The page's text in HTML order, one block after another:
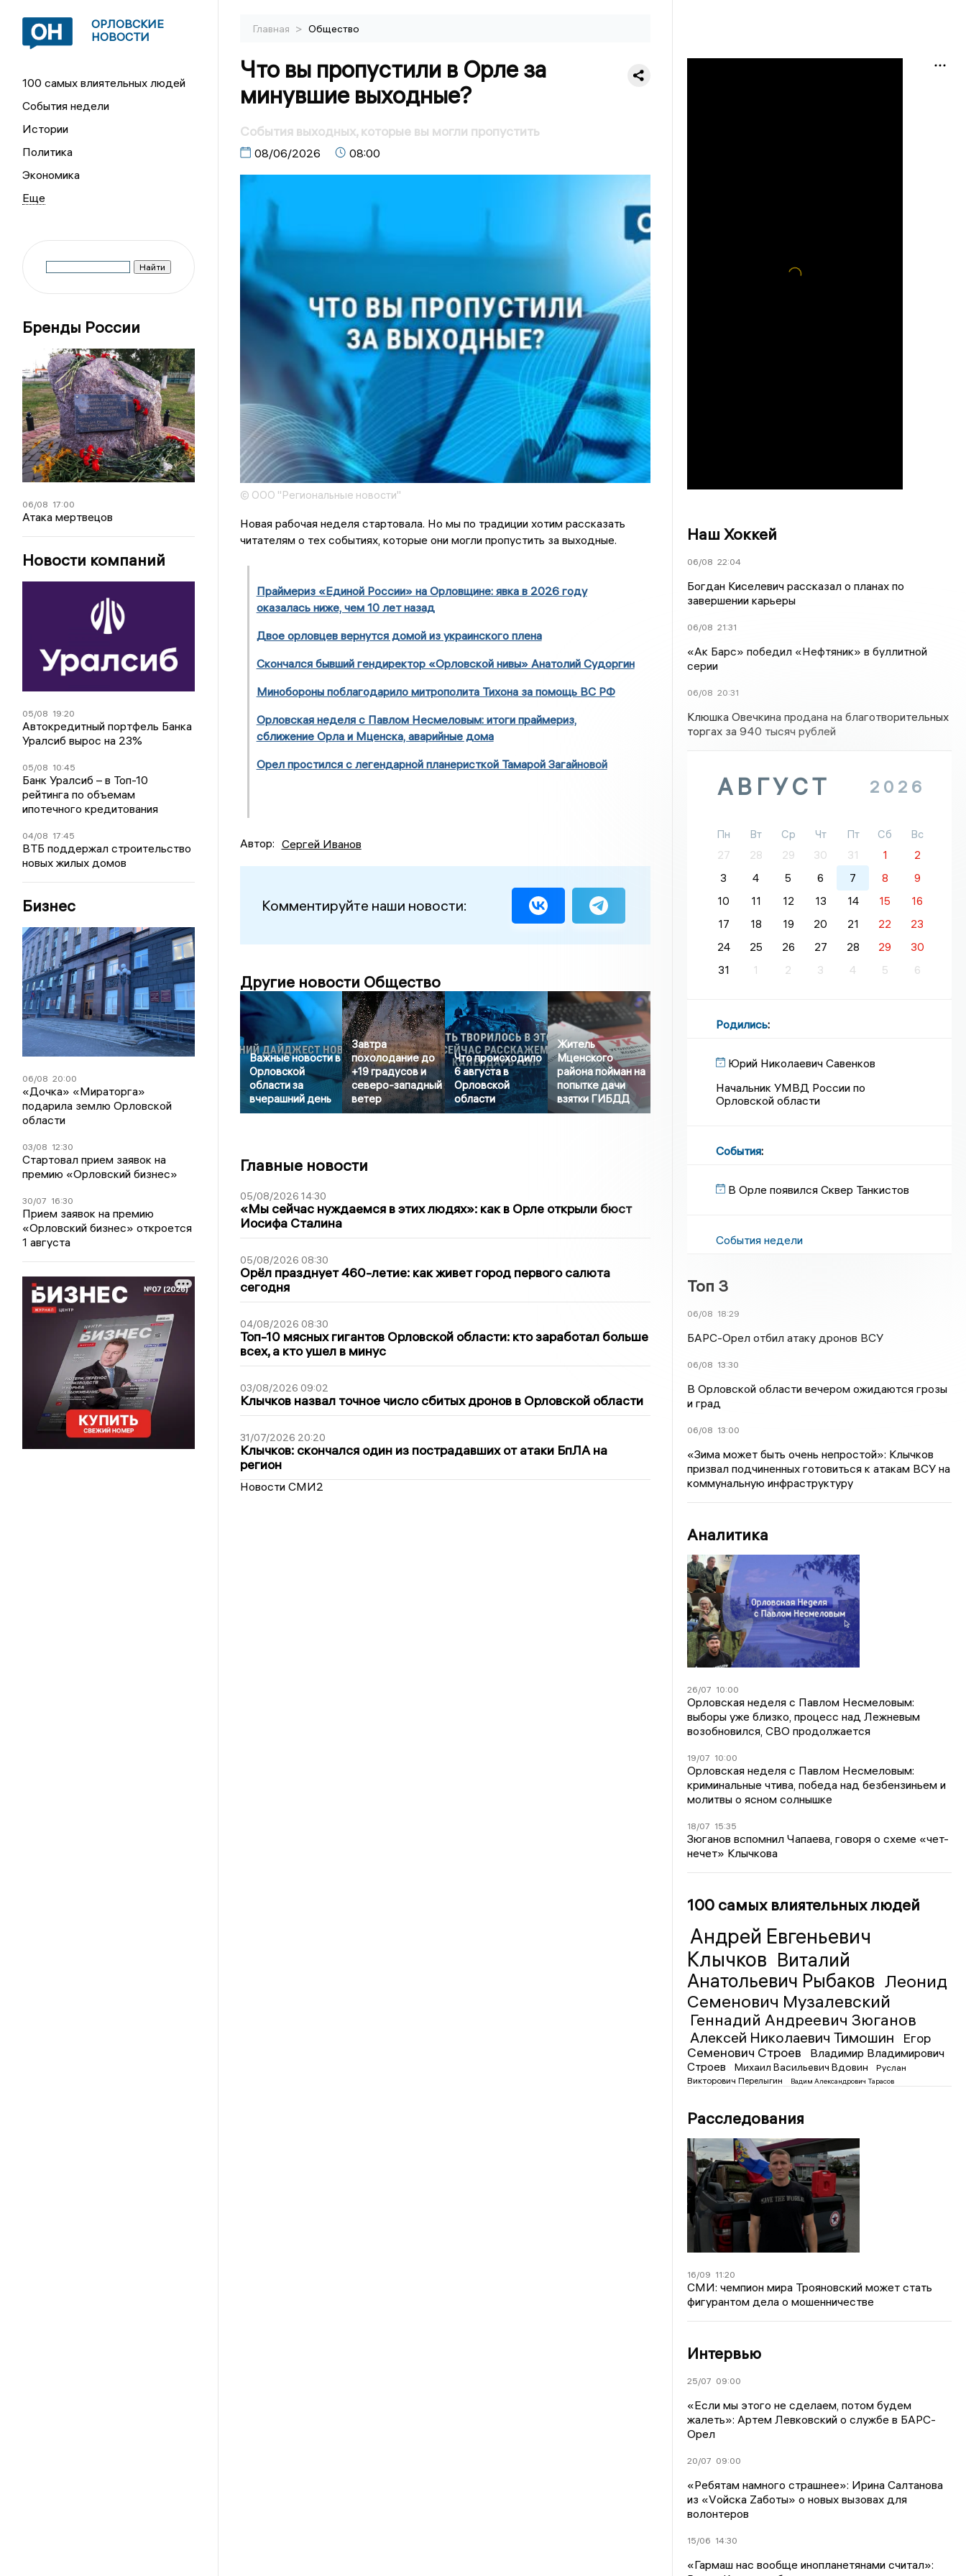
ОРЛОВСКИЕ
НОВОСТИ
100 самых влиятельных людей
События недели
Истории
Политика
Экономика
Бренды России
06/08 17:00
Атака мертвецов
Новости компаний
05/08 19:20
Автокредитный портфель Банка
Уралсиб вырос на 23%
05/08 10:45
Банк Уралсиб – в Топ-10
рейтинга по объемам
ипотечного кредитования
04/08 17:45
ВТБ поддержал строительство
новых жилых домов
Бизнес
06/08 20:00
«Дочка» «Мираторга»
подарила землю Орловской
области
03/08 12:30
Стартовал прием заявок на
премию «Орловский бизнес»
30/07 16:30
Прием заявок на премию
«Орловский бизнес» откроется
1 августа
Главная > Общество
Что вы пропустили в Орле за
минувшие выходные?
События выходных, которые вы могли пропустить
08/06/2026 08:00
© ООО "Региональные новости"
Новая рабочая неделя стартовала. Но мы по традиции хотим рассказать
читателям о тех событиях, которые они могли пропустить за выходные.
Праймериз «Единой России» на Орловщине: явка в 2026 году
оказалась ниже, чем 10 лет назад
Двое орловцев вернутся домой из украинского плена
Скончался бывший гендиректор «Орловской нивы» Анатолий Судоргин
Минобороны поблагодарило митрополита Тихона за помощь ВС РФ
Орловская неделя с Павлом Несмеловым: итоги праймериз,
сближение Орла и Мценска, аварийные дома
Орел простился с легендарной планеристкой Тамарой Загайновой
Автор: Сергей Иванов
Комментируйте наши новости:
Другие новости Общество
Важные новости в
Орловской
области за
вчерашний день
Завтра
похолодание до
+19 градусов и
северо-западный
ветер
Что происходило
6 августа в
Орловской
области
Житель
Мценского
района пойман на
попытке дачи
взятки ГИБДД
Главные новости
05/08/2026 14:30
«Мы сейчас нуждаемся в этих людях»: как в Орле открыли бюст
Иосифа Сталина
05/08/2026 08:30
Орёл празднует 460-летие: как живет город первого салюта
сегодня
04/08/2026 08:30
Топ-10 мясных гигантов Орловской области: кто заработал больше
всех, а кто ушел в минус
03/08/2026 09:02
Клычков назвал точное число сбитых дронов в Орловской области
31/07/2026 20:20
Клычков: скончался один из пострадавших от атаки БпЛА на
регион
Новости СМИ2
Наш Хоккей
06/08 22:04
Богдан Киселевич рассказал о планах по
завершении карьеры
06/08 21:31
«Ак Барс» победил «Нефтяник» в буллитной
серии
06/08 20:31
Клюшка Овечкина продана на благотворительных
торгах за 940 тысяч рублей
АВГУСТ 2026
Пн Вт Ср Чт Пт Сб
Вс
27
28 29 30 31 1
2
3
4 5 6 7 8
9
10
11 12 13 14 15
16
17
18 19 20 21 22
23
24
25 26 27 28 29
30
31
1 2 3 4 5 6
Родились:
Юрий Николаевич Савенков
Начальник УМВД России по
Орловской области
События:
В Орле появился Сквер Танкистов
События недели
Топ 3
06/08 18:29
БАРС-Орел отбил атаку дронов ВСУ
06/08 13:30
В Орловской области вечером ожидаются грозы
и град
06/08 13:00
«Зима может быть очень непростой»: Клычков
призвал подчиненных готовиться к атакам ВСУ на
коммунальную инфраструктуру
Аналитика
26/07 10:00
Орловская неделя с Павлом Несмеловым:
выборы уже близко, процесс над Лежневым
возобновился, СВО продолжается
19/07 10:00
Орловская неделя с Павлом Несмеловым:
криминальные чтива, победа над безбензиньем и
молитвы о ясном солнышке
18/07 15:35
Зюганов вспомнил Чапаева, говоря о схеме «чет-
нечет» Клычкова
100 самых влиятельных людей
Андрей Евгеньевич
Клычков Виталий
Анатольевич Рыбаков Леонид
Семенович Музалевский
Геннадий Андреевич Зюганов
Алексей Николаевич Тимошин
Егор
Семенович Строев
Владимир Владимирович
Строев
Михаил Васильевич Вдовин
Руслан
Викторович Перелыгин
Вадим Александрович Тарасов
Расследования
16/09 11:20
СМИ: чемпион мира Трояновский может стать
фигурантом дела о мошенничестве
Интервью
25/07 09:00
«Если мы этого не сделаем, потом будем
жалеть»: Артем Левковский о службе в БАРС-
Орел
20/07 09:00
«Ребятам намного страшнее»: Ирина Салтанова
из «Vойска Zаботы» о новых вызовах для
волонтеров
15/06 14:30
«Гармаш нас вообще инопланетянами считал»: